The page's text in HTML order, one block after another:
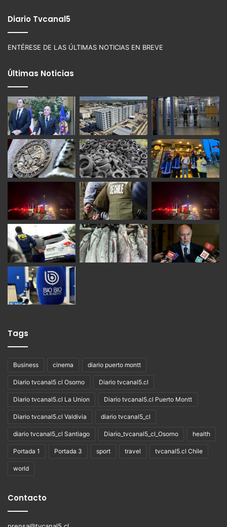
Diario Tvcanal5
ENTÉRESE DE LAS ÚLTIMAS NOTICIAS EN BREVE
Últimas Noticias
Tags
Business cinema diario puerto montt
Diario tvcanal5 cl Osorno Diario tvcanal5.cl
Diario tvcanal5.cl La Union Diario tvcanal5.cl Puerto Montt
Diario tvcanal5.cl Valdivia diario tvcanal5_cl
diario tvcanal5_cl Santiago Diario_tvcanal5_cl_Osorno health
Portada 1 Portada 3 sport travel tvcanal5.cl Chile
world
Contacto